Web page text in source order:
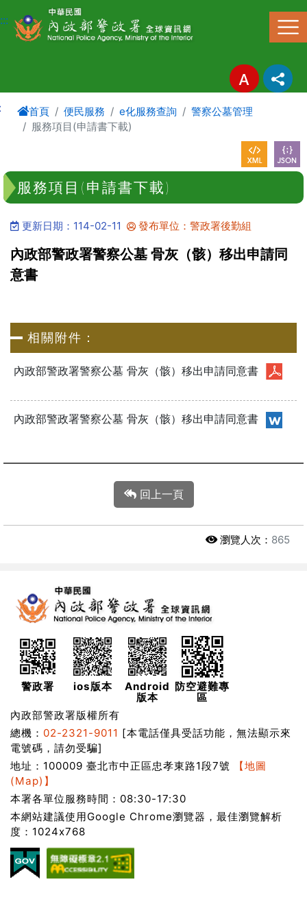
進入內容區塊
:::
首頁 便民服務 e化服務查詢
警察公墓管理
服務項目(申請書下載)
服務項目(申請書下載)
更新日期：114-02-11 發布單位：警政署後勤組
內政部警政署警察公墓 骨灰（骸）移出申請同
意書
相關附件：
內政部警政署警察公墓 骨灰（骸）移出申請同意書
內政部警政署警察公墓 骨灰（骸）移出申請同意書
回上一頁
瀏覽人次： 865
警政署 ios版本
Android
版本
防空避難專
區
內政部警政署版權所有
總機： 02-2321-9011 [本電話僅具受話功能，無法顯示來
電號碼，請勿受騙]
地址：100009 臺北市中正區忠孝東路1段7號
【地圖
(Map)】
本署各單位服務時間：08:30-17:30
本網站建議使用Google Chrome瀏覽器，最佳瀏覽解析
度：1024x768